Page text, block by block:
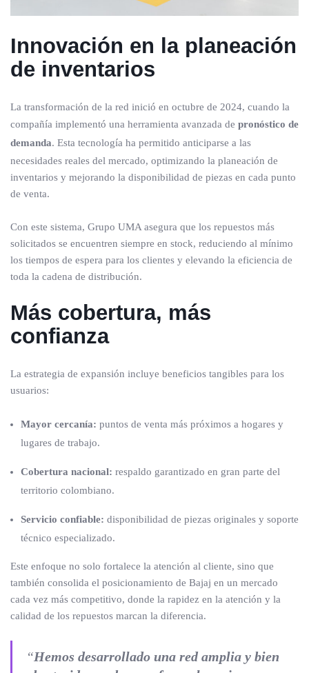
Innovación en la planeación
de inventarios
La transformación de la red inició en octubre de 2024, cuando la
compañía implementó una herramienta avanzada de pronóstico de
demanda. Esta tecnología ha permitido anticiparse a las
necesidades reales del mercado, optimizando la planeación de
inventarios y mejorando la disponibilidad de piezas en cada punto
de venta.
Con este sistema, Grupo UMA asegura que los repuestos más
solicitados se encuentren siempre en stock, reduciendo al mínimo
los tiempos de espera para los clientes y elevando la eficiencia de
toda la cadena de distribución.
Más cobertura, más
confianza
La estrategia de expansión incluye beneficios tangibles para los
usuarios:
Mayor cercanía: puntos de venta más próximos a hogares y
lugares de trabajo.
Cobertura nacional: respaldo garantizado en gran parte del
territorio colombiano.
Servicio confiable: disponibilidad de piezas originales y soporte
técnico especializado.
Este enfoque no solo fortalece la atención al cliente, sino que
también consolida el posicionamiento de Bajaj en un mercado
cada vez más competitivo, donde la rapidez en la atención y la
calidad de los repuestos marcan la diferencia.
“Hemos desarrollado una red amplia y bien